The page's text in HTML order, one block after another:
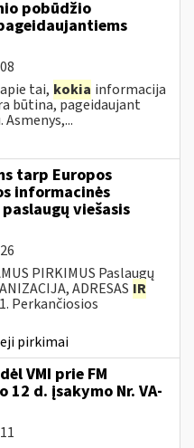
pobūdžio
tai, kokia informacija
būtina, pageidaujant
tarp Europos
informacinės
viešasis
PIRKIMUS Paslaugų
ADRESAS IR
Perkančiosios
pirkimai
VMI prie FM
d. įsakymo Nr. VA-